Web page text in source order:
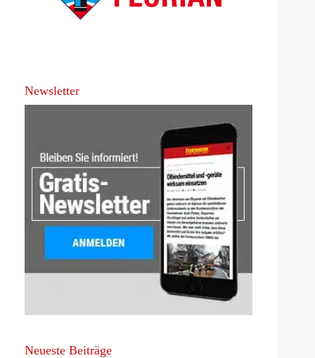
Newsletter
Neueste Beiträge